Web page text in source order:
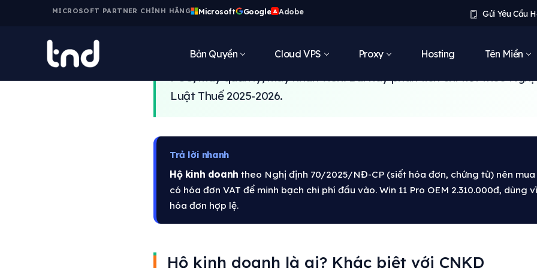
MICROSOFT PARTNER CHÍNH HÃNG Microsoft Google A Adobe Gửi Yêu Cầu
Bản Quyền Cloud VPS Proxy Hosting Tên Miền
tiệm cắt tóc, garage, salon, văn phòng dịch vụ nhỏ) - cần Windows
POS, máy quản lý, máy nhân viên. Bài này phân tích chi tiết theo
Luật Thuế 2025-2026.
Trả lời nhanh
Hộ kinh doanh theo Nghị định 70/2025/NĐ-CP (siết hóa đơn, chứng từ) nên mua
có hóa đơn VAT để minh bạch chi phí đầu vào. Win 11 Pro OEM 2.310.000đ, dùng
hóa đơn hợp lệ.
Hộ kinh doanh là ai? Khác biệt với CNKD